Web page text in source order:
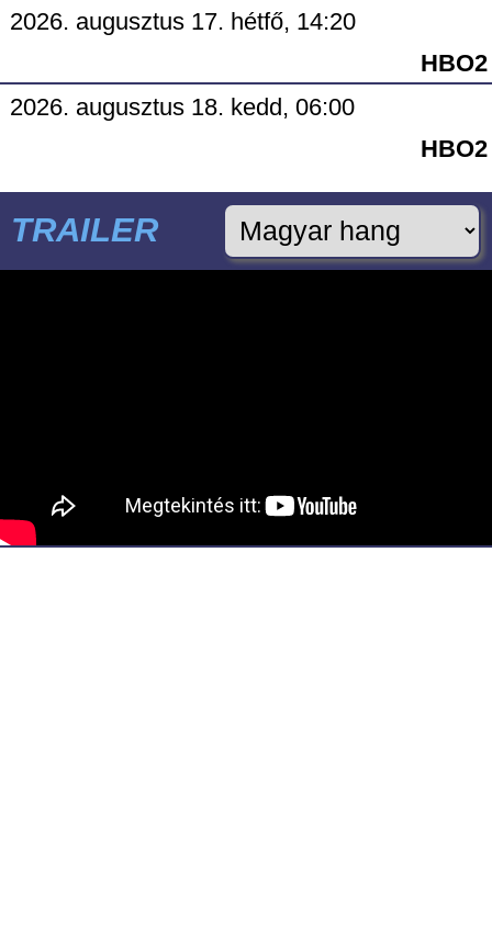
2026. augusztus 17. hétfő, 14:20
HBO2
2026. augusztus 18. kedd, 06:00
HBO2
TRAILER